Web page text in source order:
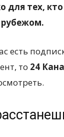
для тех,
рубежом.
есть
то 24